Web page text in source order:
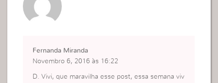
Fernanda Miranda
Novembro 6, 2016 às 16:22
D. Vivi, que maravilha esse post, essa semana viv